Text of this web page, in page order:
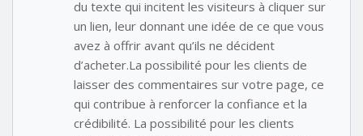
du texte qui incitent les visiteurs à cliquer sur
un lien, leur donnant une idée de ce que vous
avez à offrir avant qu’ils ne décident
d’acheter.La possibilité pour les clients de
laisser des commentaires sur votre page, ce
qui contribue à renforcer la confiance et la
crédibilité. La possibilité pour les clients